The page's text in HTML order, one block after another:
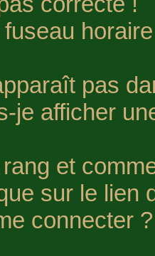
pas
je afficher
et
sur le lien
connecter ?